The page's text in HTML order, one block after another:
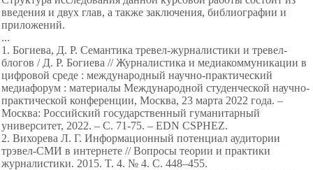
введения и двух глав, а также заключения, библиографии и
приложений.
...
1. Богиева, Д. Р. Семантика тревел-журналистики и тревел-
блогов / Д. Р. Богиева // Журналистика и медиакоммуникации в
цифровой среде : международный научно-практический
медиафорум : материалы Международной студенческой научно-
практической конференции, Москва, 23 марта 2022 года. –
Москва: Российский государственный гуманитарный
университет, 2022. – С. 71-75. – EDN CSPHEZ.
2. Вихорева Л. Г. Информационный потенциал аудитории
трэвел-СМИ в интернете // Вопросы теории и практики
журналистики. 2015. T. 4. № 4. С. 448–455.